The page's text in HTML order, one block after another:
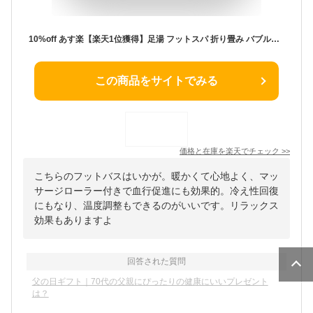
10%off あす楽【楽天1位獲得】足湯 フットスパ 折り畳み バブル機能付き フットケア 足湯バケツ 足つぼマット マッサージ ローラー付き 加熱/温度調節 家庭用 足用 バケツ 血行促進 バブルフットバス 冷え性 改善 収納 リラックス 自宅 PSE認証 父の日 母の日 敬老の日
この商品をサイトでみる
価格と在庫を楽天でチェック >>
こちらのフットバスはいかが。暖かくて心地よく、マッ
サージローラー付きで血行促進にも効果的。冷え性回復
にもなり、温度調整もできるのがいいです。リラックス
効果もありますよ
回答された質問
父の日ギフト｜70代の父親にぴったりの健康にいいプレゼント
は？